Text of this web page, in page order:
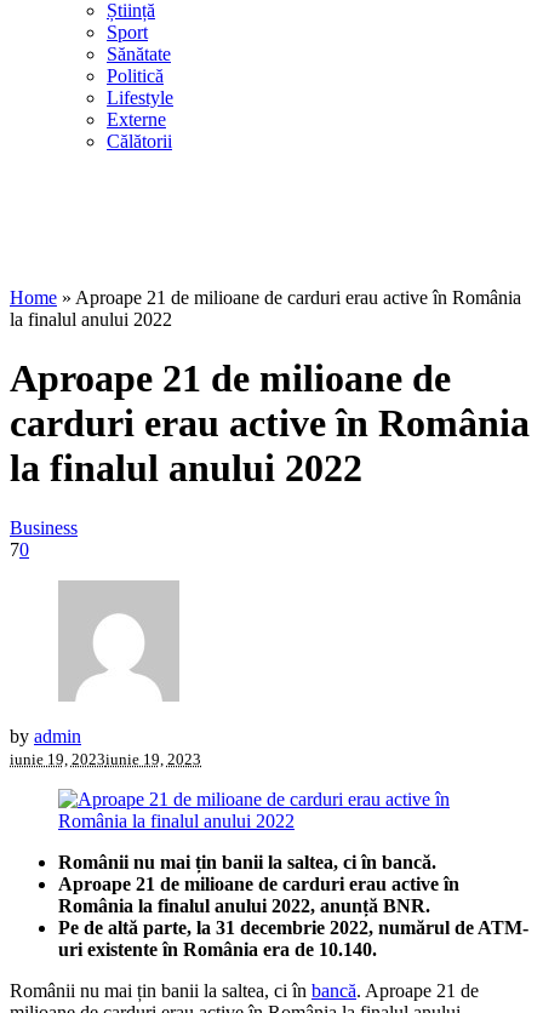
Știință
Sport
Sănătate
Politică
Lifestyle
Externe
Călătorii
Home » Aproape 21 de milioane de carduri erau active în România
la finalul anului 2022
Aproape 21 de milioane de
carduri erau active în România
la finalul anului 2022
Business
70
by admin
iunie 19, 2023iunie 19, 2023
Românii nu mai țin banii la saltea, ci în bancă.
Aproape 21 de milioane de carduri erau active în
România la finalul anului 2022, anunță BNR.
Pe de altă parte, la 31 decembrie 2022, numărul de ATM-
uri existente în România era de 10.140.
Românii nu mai țin banii la saltea, ci în bancă. Aproape 21 de